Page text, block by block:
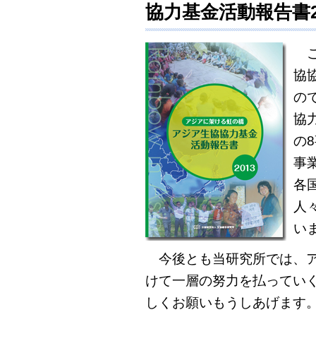
協力基金活動報告書
協
の
協
の
事
各
人
い
今後とも当研究所では、
けて一層の努力を払ってい
しくお願いもうしあげます